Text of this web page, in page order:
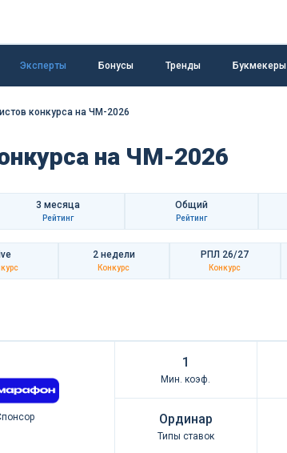
Эксперты Бонусы Тренды Букмекеры
конкурса на ЧМ-2026
на ЧМ-2026
3 месяца
Рейтинг
Общий
Рейтинг
2 недели
Конкурс
РПЛ 26/27
Конкурс
1
Мин. коэф.
Ординар
Типы ставок